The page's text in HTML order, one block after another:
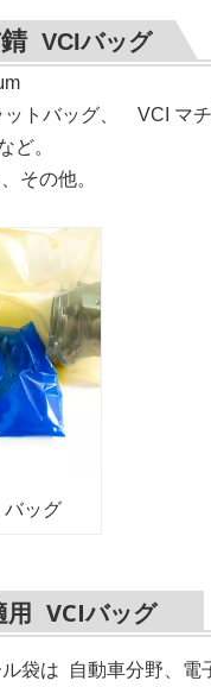
VCIバッグ
m
ットバッグ、 VCI マ
ど。
その他。
ッグ
用 VCIバッグ
袋は
自動車分野、電